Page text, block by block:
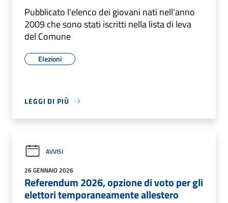
Pubblicato l'elenco dei giovani nati nell'anno
2009 che sono stati iscritti nella lista di leva
del Comune
Elezioni
LEGGI DI PIÙ
AVVISI
26 GENNAIO 2026
Referendum 2026, opzione di voto per gli
elettori temporaneamente allestero